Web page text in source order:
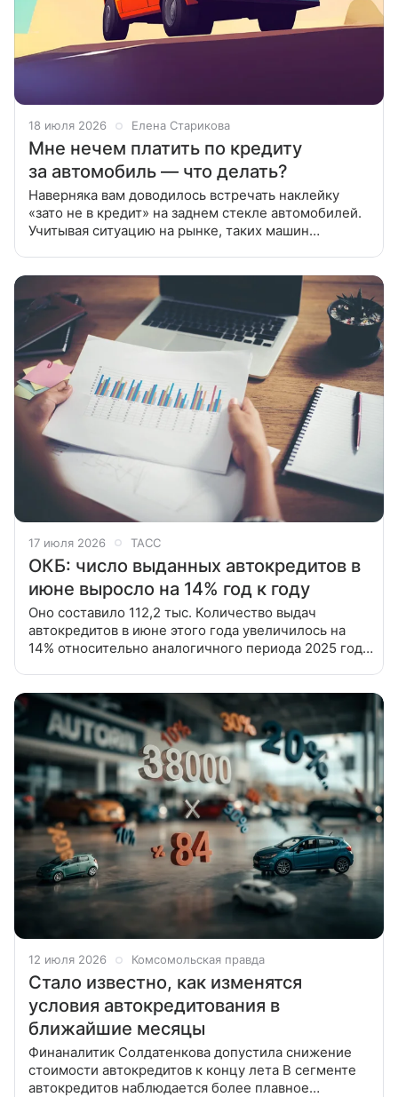
18 июля 2026 Елена Старикова
Мне нечем платить по кредиту
за автомобиль — что делать?
Наверняка вам доводилось встречать наклейку
«зато не в кредит» на заднем стекле автомобилей.
Учитывая ситуацию на рынке, таких машин
17 июля 2026 ТАСС
ОКБ: число выданных автокредитов в
июне выросло на 14% год к году
Оно составило 112,2 тыс. Количество выдач
автокредитов в июне этого года увеличилось на
14% относительно аналогичного периода 2025 года
12 июля 2026 Комсомольская правда
Стало известно, как изменятся
условия автокредитования в
ближайшие месяцы
Финаналитик Солдатенкова допустила снижение
стоимости автокредитов к концу лета В сегменте
автокредитов наблюдается более плавное